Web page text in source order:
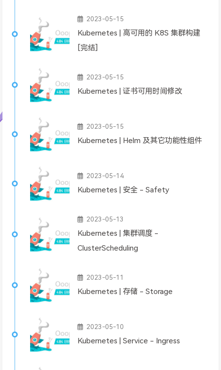
2023-05-15
Kubernetes | 高可用的 K8S 集群构建
[完结]
2023-05-15
Kubernetes | 证书可用时间修改
2023-05-15
Kubernetes | Helm 及其它功能性组件
2023-05-14
Kubernetes | 安全 - Safety
2023-05-13
Kubernetes | 集群调度 -
ClusterScheduling
2023-05-11
Kubernetes | 存储 - Storage
2023-05-10
Kubernetes | Service - Ingress